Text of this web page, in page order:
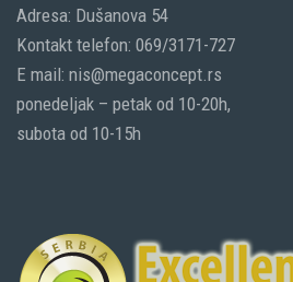
Adresa: Dušanova 54
Kontakt telefon: 069/3171-727
E mail: nis@megaconcept.rs
ponedeljak – petak od 10-20h,
subota od 10-15h